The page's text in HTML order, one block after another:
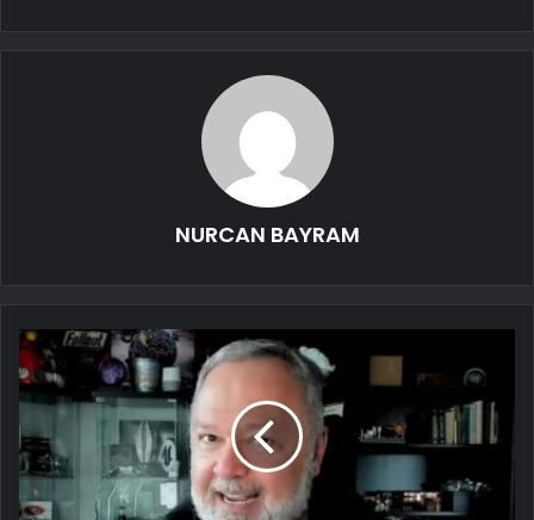
NURCAN BAYRAM